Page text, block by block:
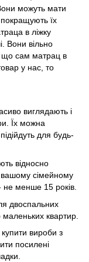
можуть мати
їх
в ліжку
Вони вільно
що сам матрац в
у нас, то
виглядають і
Їх можна
для будь-
відносно
вашому сімейному
не менше 15 років.
двоспальних
квартир.
вироби з
посилені